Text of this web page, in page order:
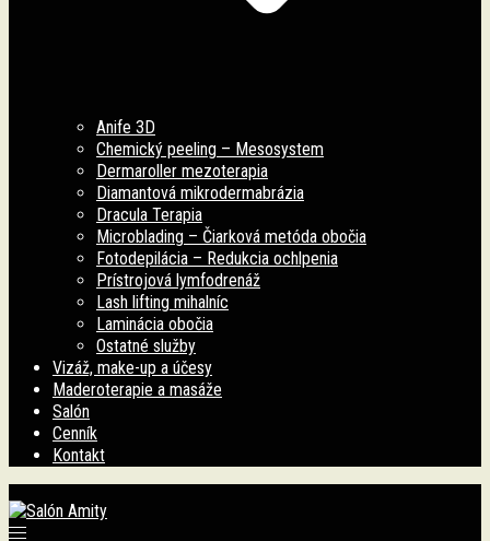
Anife 3D
Chemický peeling – Mesosystem
Dermaroller mezoterapia
Diamantová mikrodermabrázia
Dracula Terapia
Microblading – Čiarková metóda obočia
Fotodepilácia – Redukcia ochlpenia
Prístrojová lymfodrenáž
Lash lifting mihalníc
Laminácia obočia
Ostatné služby
Vizáž, make-up a účesy
Maderoterapie a masáže
Salón
Cenník
Kontakt